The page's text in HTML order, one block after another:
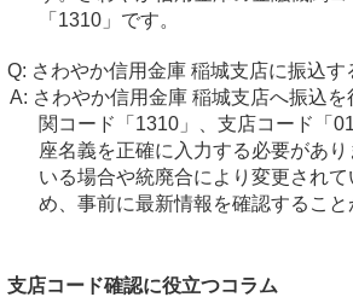
「1310」です。
さわやか信用金庫 稲城支店に振込す
さわやか信用金庫 稲城支店へ振込
関コード「1310」、支店コード「
座名義を正確に入力する必要があ
いる場合や統廃合により変更され
め、事前に最新情報を確認すること
支店コード確認に役立つコラム